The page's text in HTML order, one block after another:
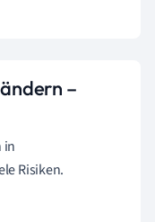
–
in
Risiken.